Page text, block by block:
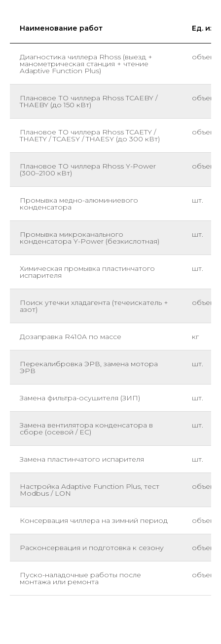
Наименование работ Ед. изм.
Диагностика чиллера Rhoss (выезд +
манометрическая станция + чтение
Adaptive Function Plus)
объект
Плановое ТО чиллера Rhoss TCAEBY /
THAEBY (до 150 кВт)
объект
Плановое ТО чиллера Rhoss TCAETY /
THAETY / TCAESY / THAESY (до 300 кВт)
объект
Плановое ТО чиллера Rhoss Y-Power
(300–2100 кВт)
объект
Промывка медно-алюминиевого
конденсатора
шт.
Промывка микроканального
конденсатора Y-Power (безкислотная)
шт.
Химическая промывка пластинчатого
испарителя
шт.
Поиск утечки хладагента (течеискатель +
азот)
объект
Дозаправка R410A по массе кг
Перекалибровка ЭРВ, замена мотора
ЭРВ
шт.
Замена фильтра-осушителя (ЗИП) шт.
Замена вентилятора конденсатора в
сборе (осевой / EC)
шт.
Замена пластинчатого испарителя шт.
Настройка Adaptive Function Plus, тест
Modbus / LON
объект
Консервация чиллера на зимний период объект
Расконсервация и подготовка к сезону объект
Пуско-наладочные работы после
монтажа или ремонта
объект